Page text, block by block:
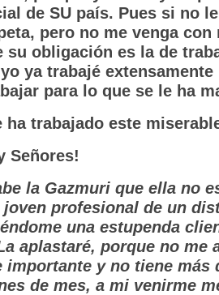
de SU país. Pues si no
pero no me venga con
su obligación es la de
ya trabajé extensamente
para lo que se le ha
ha trabajado este
Señores!
la Gazmuri que ella no
joven profesional de un
una estupenda
aplastaré, porque no me
importante y no tiene más
de mes, a mi venirme